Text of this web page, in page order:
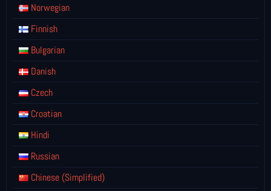
Norwegian
Finnish
Bulgarian
Danish
Czech
Croatian
Hindi
Russian
Chinese (Simplified)